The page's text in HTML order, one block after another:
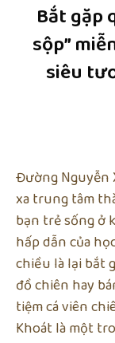
Bắt gặp
sộp”
siêu
Đường Nguyễn
xa trung tâm
bạn trẻ sống ở
hấp dẫn của
chiều là lại bắt
đồ chiên hay
tiệm cá viên
Khoát là một